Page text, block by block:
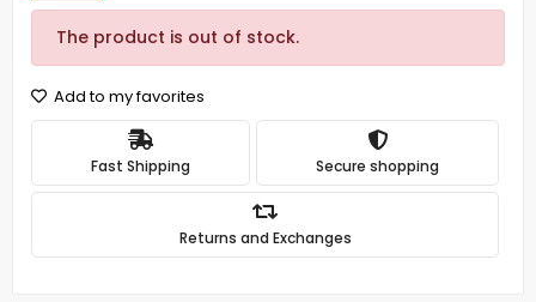
The product is out of stock.
Add to my favorites
Fast Shipping Secure shopping
Returns and Exchanges